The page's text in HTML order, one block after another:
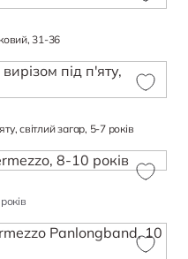
31-36
світлий загар, 5-7 років